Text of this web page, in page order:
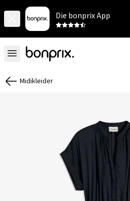
Die bonprix App
Midikleider